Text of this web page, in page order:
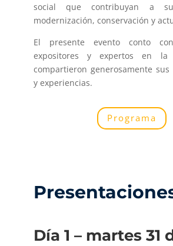
social que contribuyan a su
modernización, conservación y
El presente evento conto
expositores y expertos en la
compartieron generosamente sus
y experiencias.
Programa
Día 1 – martes 31